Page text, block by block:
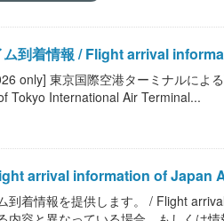
ム到着情報 / Flight arrival
only] 東京国際空港ターミナルによ
Tokyo International Air Terminal...
arrival information of Japan
到着情報を提供します。 / Flight